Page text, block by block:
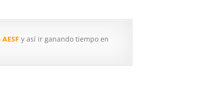
y así ir ganando tiempo en